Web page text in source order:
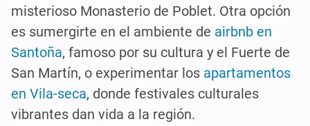
misterioso Monasterio de Poblet. Otra opción
es sumergirte en el ambiente de airbnb en
Santoña, famoso por su cultura y el Fuerte de
San Martín, o experimentar los apartamentos
en Vila-seca, donde festivales culturales
vibrantes dan vida a la región.